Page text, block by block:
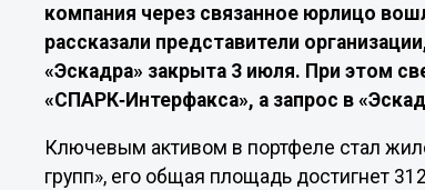
компания через связанное юрлицо
рассказали представители
«Эскадра» закрыта 3 июля. При этом
«СПАРК‑Интерфакса», а запрос в
Ключевым активом в портфеле стал
групп», его общая площадь достигнет